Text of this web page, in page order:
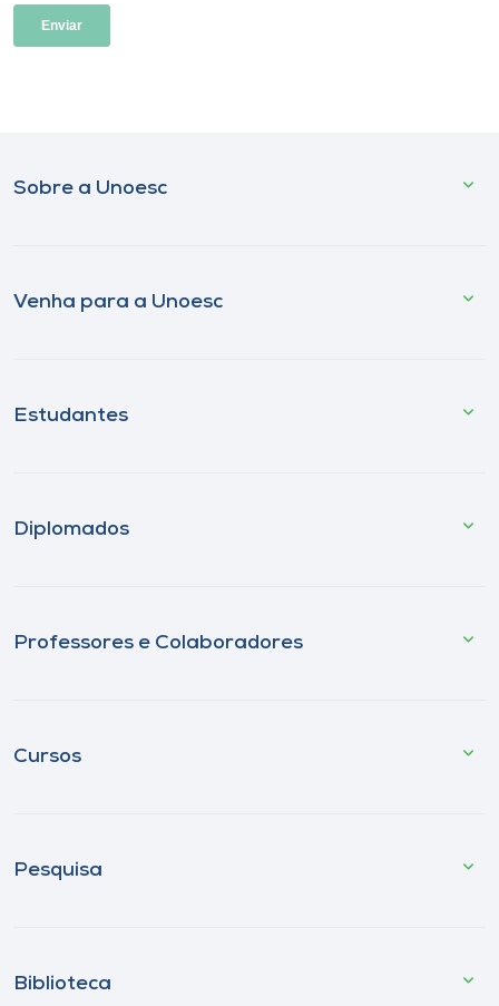
Sobre a Unoesc
Venha para a Unoesc
Estudantes
Diplomados
Professores e Colaboradores
Cursos
Pesquisa
Biblioteca